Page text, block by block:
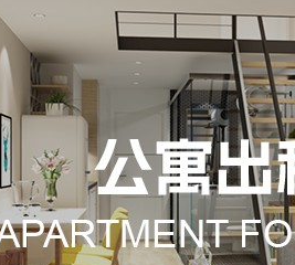
职位申请